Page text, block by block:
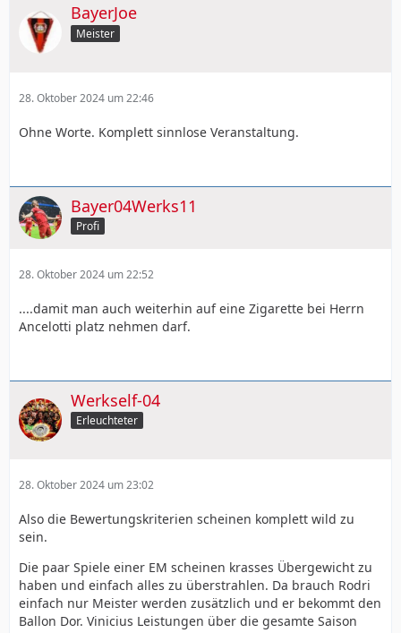
BayerJoe
Meister
28. Oktober 2024 um 22:46
Ohne Worte. Komplett sinnlose Veranstaltung.
Bayer04Werks11
Profi
28. Oktober 2024 um 22:52
....damit man auch weiterhin auf eine Zigarette bei Herrn
Ancelotti platz nehmen darf.
Werkself-04
Erleuchteter
28. Oktober 2024 um 23:02
Also die Bewertungskriterien scheinen komplett wild zu
sein.
Die paar Spiele einer EM scheinen krasses Übergewicht zu
haben und einfach alles zu überstrahlen. Da brauch Rodri
einfach nur Meister werden zusätzlich und er bekommt den
Ballon Dor. Vinicius Leistungen über die gesamte Saison